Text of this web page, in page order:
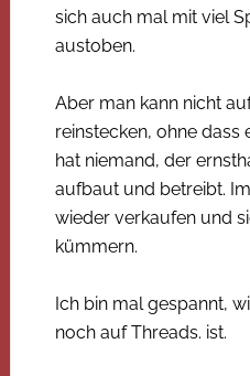
sich auch mal mit viel
austoben.
Aber man kann nicht
reinstecken, ohne dass
hat niemand, der
aufbaut und betreibt.
wieder verkaufen und
kümmern.
Ich bin mal gespannt,
noch auf Threads. ist.